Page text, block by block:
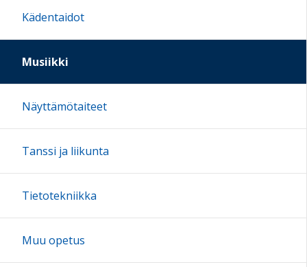
Kädentaidot
Musiikki
Näyttämötaiteet
Tanssi ja liikunta
Tietotekniikka
Muu opetus